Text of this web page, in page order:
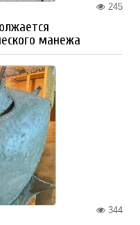
245
манежа
344